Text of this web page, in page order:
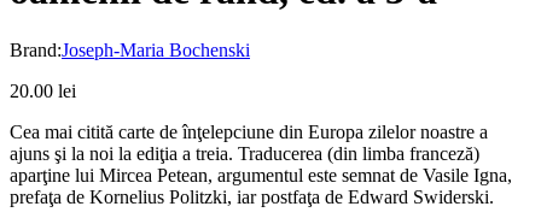
Brand:Joseph-Maria Bochenski
20.00 lei
Cea mai citită carte de înţelepciune din Europa zilelor noastre a
ajuns şi la noi la ediţia a treia. Traducerea (din limba franceză)
aparţine lui Mircea Petean, argumentul este semnat de Vasile Igna,
prefaţa de Kornelius Politzki, iar postfaţa de Edward Swiderski.